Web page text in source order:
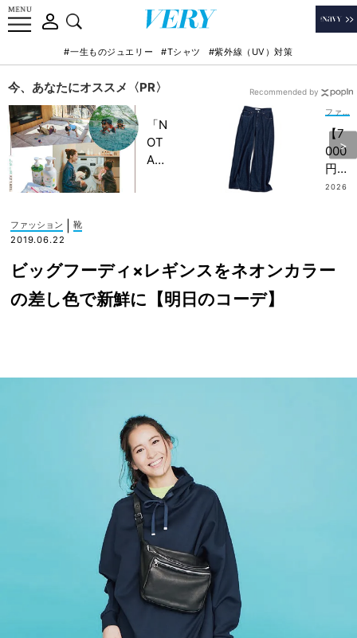
#一生ものジュエリー #Tシャツ #紫外線（UV）対策
今、あなたにオススメ〈PR〉
「N
OT
A
記憶
に一
生残
【7
000
円
台〜
前
サラ
2026
Recommended by
ファッション
靴
2019.06.22
ビッグフーディ×レギンスをネオンカラー
の差し色で新鮮に【明日のコーデ】